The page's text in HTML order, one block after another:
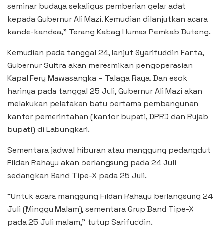
seminar budaya sekaligus pemberian gelar adat
kepada Gubernur Ali Mazi. Kemudian dilanjutkan acara
kande-kandea,” Terang Kabag Humas Pemkab Buteng.
Kemudian pada tanggal 24, lanjut Syarifuddin Fanta,
Gubernur Sultra akan meresmikan pengoperasian
Kapal Fery Mawasangka – Talaga Raya. Dan esok
harinya pada tanggal 25 Juli, Gubernur Ali Mazi akan
melakukan pelatakan batu pertama pembangunan
kantor pemerintahan (kantor bupati, DPRD dan Rujab
bupati) di Labungkari.
Sementara jadwal hiburan atau manggung pedangdut
Fildan Rahayu akan berlangsung pada 24 Juli
sedangkan Band Tipe-X pada 25 Juli.
“Untuk acara manggung Fildan Rahayu berlangsung 24
Juli (Minggu Malam), sementara Grup Band Tipe-X
pada 25 Juli malam,” tutup Sarifuddin.